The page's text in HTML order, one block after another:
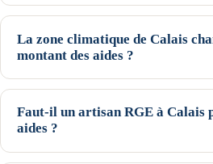
La zone climatique de Calais
montant des aides ?
Oui pour la prime CEE : Calais est en
2014). C'est une zone climatique froide :
sont élevés et les volumes de la fiche
Faut-il un artisan RGE à Calais
aides ?